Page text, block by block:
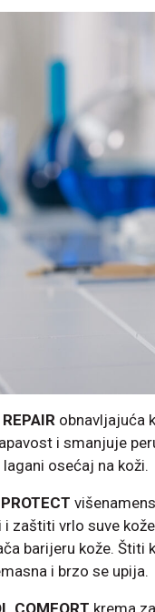
obnavljajuća
i smanjuje
osećaj na koži.
i zaštiti vrlo suve
barijeru kože. Štiti
i brzo se upija.
COMFORT krema